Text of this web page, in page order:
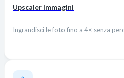
Upscaler Immagini
Ingrandisci le foto fino a 4× senza